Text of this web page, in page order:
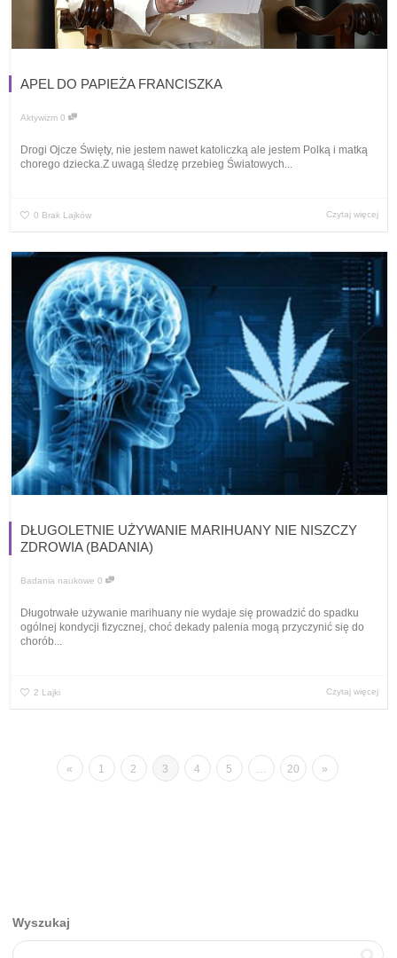
APEL DO PAPIEŻA FRANCISZKA
Aktywizm 0
Drogi Ojcze Święty, nie jestem nawet katoliczką ale jestem Polką i matką
chorego dziecka.Z uwagą śledzę przebieg Światowych...
0 Brak Lajków Czytaj więcej
DŁUGOLETNIE UŻYWANIE MARIHUANY NIE NISZCZY
ZDROWIA (BADANIA)
Badania naukowe 0
Długotrwałe używanie marihuany nie wydaje się prowadzić do spadku
ogólnej kondycji fizycznej, choć dekady palenia mogą przyczynić się do
chorób...
2 Lajki Czytaj więcej
« 1 2 3 4 5 20 »
Wyszukaj